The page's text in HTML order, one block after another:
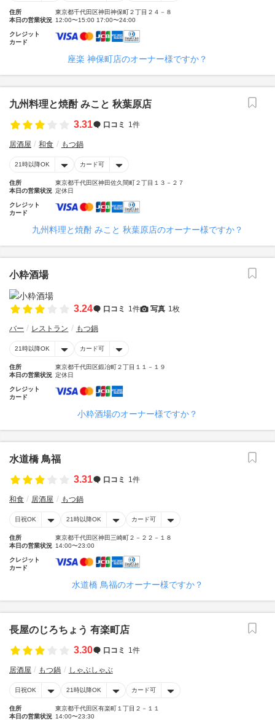
住所
東京都千代田区神田神保町２丁目２４－８
本日の営業状況 12:00〜15:00 17:00〜24:00
クレジット
カード
座楽 神保町店のオーナー様ですか？
九州料理と焼酎 みこと 秋葉原店
3.31
口コミ 1件
居酒屋 和食 もつ鍋
21時以降OK カード可
住所
東京都千代田区神田佐久間町２丁目１３－２７
本日の営業状況 定休日
クレジット
カード
九州料理と焼酎 みこと 秋葉原店のオーナー様ですか？
小粋酒場
3.24 口コミ 1件 写真 1枚
バー レストラン もつ鍋
21時以降OK カード可
住所
東京都千代田区鍛冶町２丁目１１－１９
本日の営業状況 定休日
クレジット
カード
小粋酒場のオーナー様ですか？
水道橋 鳥福
3.31
口コミ 1件
和食 居酒屋 もつ鍋
日祝OK 21時以降OK カード可
住所
東京都千代田区神田三崎町２－２２－１８
本日の営業状況 14:00〜23:00
クレジット
カード
水道橋 鳥福のオーナー様ですか？
長屋のじろちょう 有楽町店
3.30
口コミ 1件
居酒屋 もつ鍋 しゃぶしゃぶ
日祝OK 21時以降OK カード可
住所
東京都千代田区有楽町１丁目２－１１
本日の営業状況 14:00〜23:30